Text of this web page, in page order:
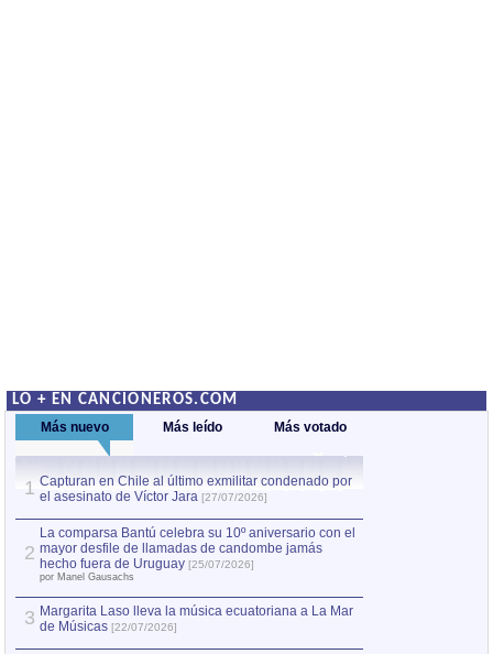
LO + EN CANCIONEROS.COM
Más nuevo Más leído Más votado
1 Capturan en Chile al último exmilitar condenado por
el asesinato de Víctor Jara [27/07/2026]
2
La comparsa Bantú celebra su 10º aniversario con el
mayor desfile de llamadas de candombe jamás
hecho fuera de Uruguay [25/07/2026]
por Manel Gausachs
3 Margarita Laso lleva la música ecuatoriana a La Mar
de Músicas [22/07/2026]